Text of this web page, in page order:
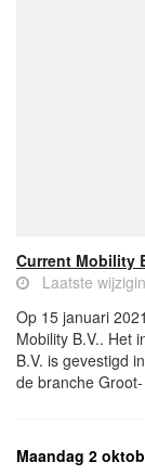
Current Mobility
Laatste
Op 15 januari
Mobility B.V.. Het
B.V. is gevestigd
de branche
Maandag 2